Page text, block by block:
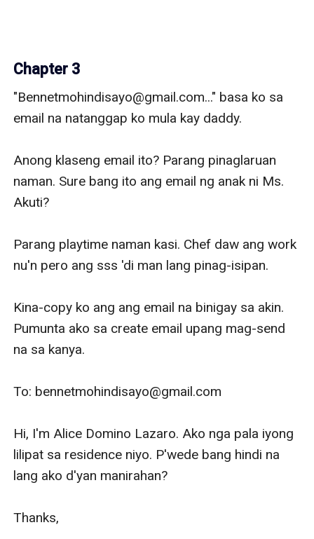
Chapter 3
"Bennetmohindisayo@gmail.com..." basa ko sa
email na natanggap ko mula kay daddy.
Anong klaseng email ito? Parang pinaglaruan
naman. Sure bang ito ang email ng anak ni Ms.
Akuti?
Parang playtime naman kasi. Chef daw ang work
nu'n pero ang sss 'di man lang pinag-isipan.
Kina-copy ko ang ang email na binigay sa akin.
Pumunta ako sa create email upang mag-send
na sa kanya.
To: bennetmohindisayo@gmail.com
Hi, I'm Alice Domino Lazaro. Ako nga pala iyong
lilipat sa residence niyo. P'wede bang hindi na
lang ako d'yan manirahan?
Thanks,